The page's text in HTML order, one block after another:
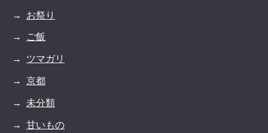
お祭り
ご飯
ツマガリ
京都
未分類
甘いもの